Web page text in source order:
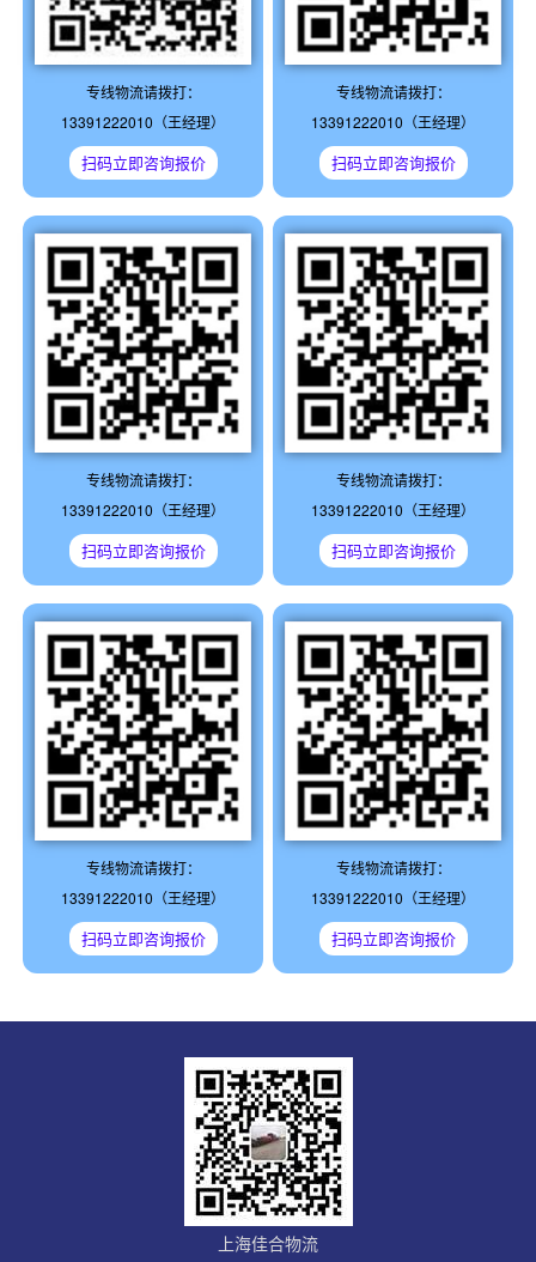
专线物流请拨打：
13391222010（王经理）
扫码立即咨询报价
专线物流请拨打：
13391222010（王经理）
扫码立即咨询报价
专线物流请拨打：
13391222010（王经理）
扫码立即咨询报价
专线物流请拨打：
13391222010（王经理）
扫码立即咨询报价
专线物流请拨打：
13391222010（王经理）
扫码立即咨询报价
专线物流请拨打：
13391222010（王经理）
扫码立即咨询报价
上海佳合物流